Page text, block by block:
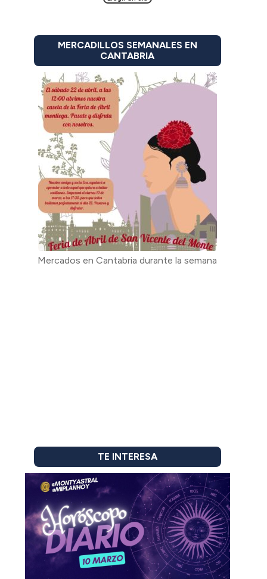
MERCADILLOS SEMANALES EN
CANTABRIA
Mercados en Cantabria durante la semana
TE INTERESA